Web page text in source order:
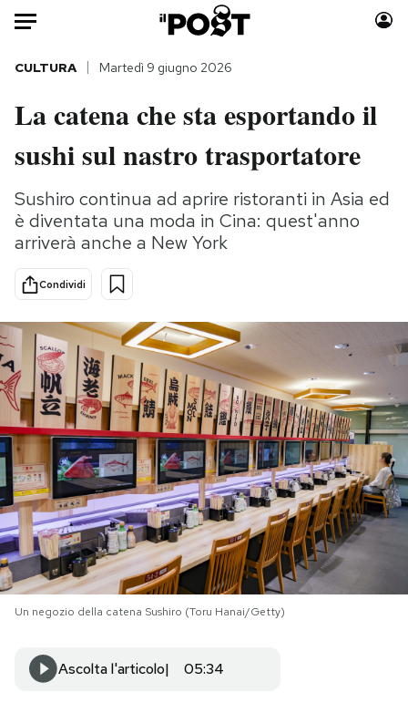
Auto
HOME
Italia
Politica
Tecnologia
Scienza
Economia
Sport
Moda
Consumismi
Storie/Idee
Altrecose
Mondiali calcio 2026
PODCAST
NEWSLETTER
I MIEI PREFERITI
CALENDARIO
CULTURA Martedì 9 giugno 2026
La catena che sta esportando il
sushi sul nastro trasportatore
Sushiro continua ad aprire ristoranti in Asia ed
è diventata una moda in Cina: quest'anno
arriverà anche a New York
Condividi
Un negozio della catena Sushiro (Toru Hanai/Getty)
Ascolta l'articolo 05:34